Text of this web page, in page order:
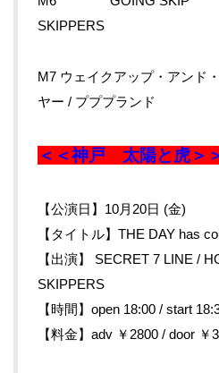
SKIPPERS
M7 ウェイクアップ・アンド
ヤー / プププランド
＜＜神戸 太陽と虎＞
【公演日】10月20日 (金)
【タイトル】THE DAY has
【出演】 SECRET 7 LINE /
SKIPPERS
【時間】open 18:00 / start
【料金】adv ￥2800 / door ￥